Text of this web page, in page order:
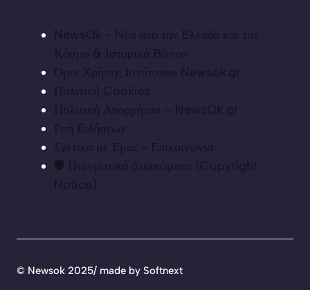
NewsOk - Νέα από την Ελλάδα και τον
Κόσμο & Ιστορικά Βίντεο
Όροι Χρήσης Ιστότοπου Newsok.gr
Πολιτική Cookies
Πολιτική Απορρήτου – NewsOK.gr
Ροή Ειδήσεων
Σχετικά με Εμάς - Επικοινωνία
🛡️ Πνευματικά Δικαιώματα (Copyright
Notice)
© Newsok 2025/ made by Softnext